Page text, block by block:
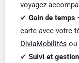
voyagez
✔ Gain de temps
carte avec votre
DiviaMobilités ou
✔ Suivi et